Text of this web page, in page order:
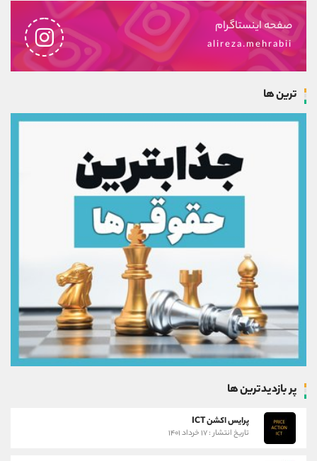
صفحه اینستاگرام
alireza.mehrabii
ترین ها
پر بازدیدترین ها
پرایس اکشن ICT
تاریخ انتشار : ۱۷ خرداد ۱۴۰۱